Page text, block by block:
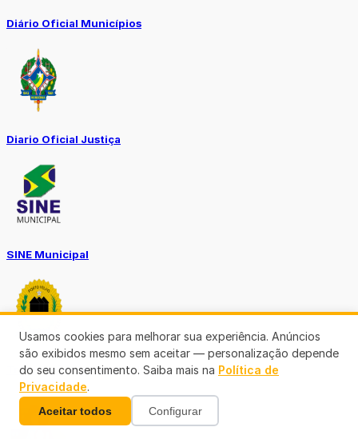
Diário Oficial Municípios
Diario Oficial Justiça
SINE Municipal
Transparência Porto Velho
Usamos cookies para melhorar sua experiência. Anúncios
são exibidos mesmo sem aceitar — personalização depende
do seu consentimento. Saiba mais na Política de
Privacidade.
Aceitar todos Configurar